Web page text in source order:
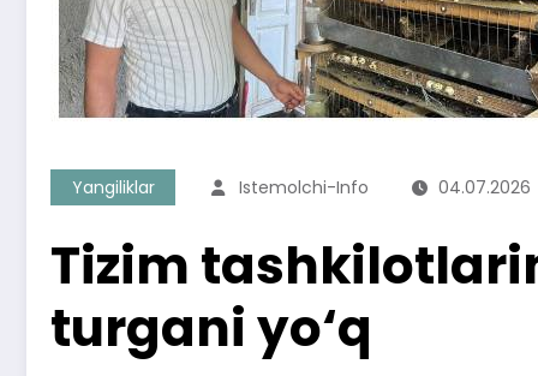
Yangiliklar Istemolchi-Info 04.07.2026
Tizim
turgani yo‘q